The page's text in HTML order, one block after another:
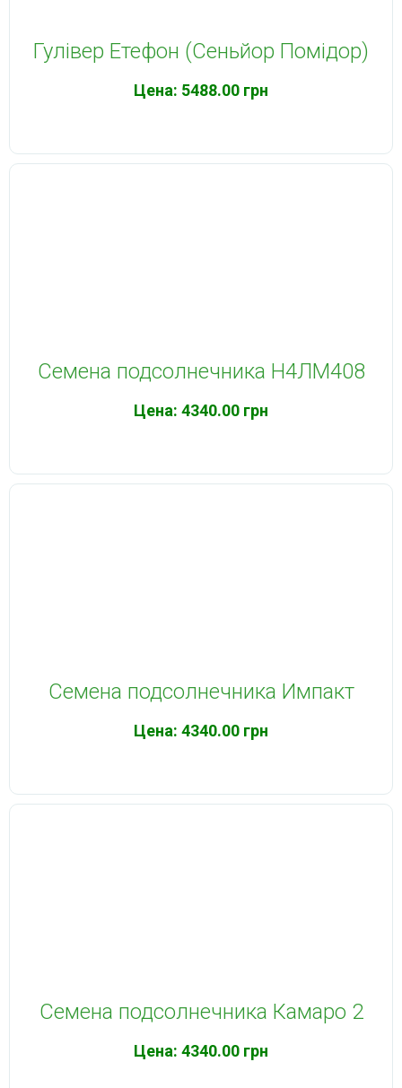
Гулівер Етефон (Сеньйор Помідор)
Цена: 5488.00 грн
Семена подсолнечника Н4ЛM408
Цена: 4340.00 грн
Семена подсолнечника Импакт
Цена: 4340.00 грн
Семена подсолнечника Камаро 2
Цена: 4340.00 грн